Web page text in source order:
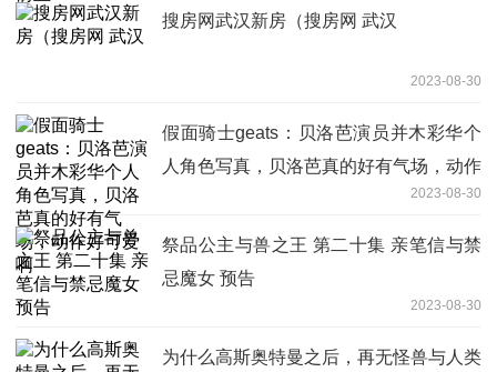
搜房网武汉新房（搜房网 武汉
2023-08-30
假面骑士geats：贝洛芭演员并木彩华个
人角色写真，贝洛芭真的好有气场，动作
2023-08-30
祭品公主与兽之王 第二十集 亲笔信与禁
忌魔女 预告
2023-08-30
为什么高斯奥特曼之后，再无怪兽与人类